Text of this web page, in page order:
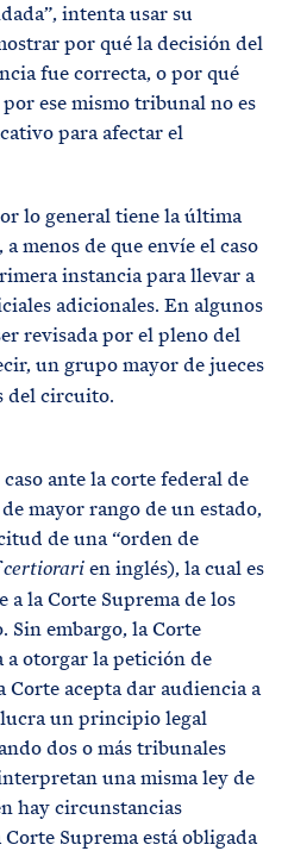
intenta usar su
por qué la decisión del
fue correcta, o por qué
ese mismo tribunal no es
para afectar el
lo general tiene la última
menos de que envíe el caso
instancia para llevar a
adicionales. En algunos
revisada por el pleno del
un grupo mayor de jueces
del circuito.
ante la corte federal de
mayor rango de un estado,
de una “orden de
en inglés), la cual es
la Corte Suprema de los
Sin embargo, la Corte
a otorgar la petición de
Corte acepta dar audiencia a
un principio legal
dos o más tribunales
una misma ley de
hay circunstancias
Corte Suprema está obligada